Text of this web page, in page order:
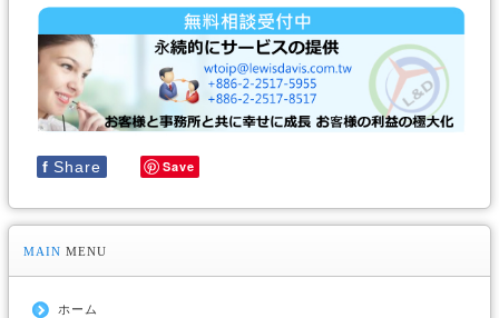
f Share Save
MAIN MENU
ホーム